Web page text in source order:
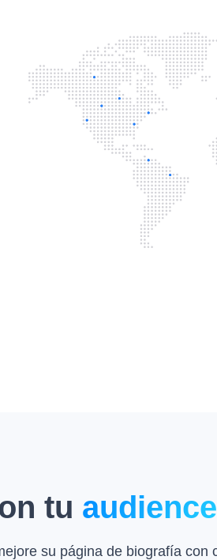
tu audience
su página de biografía con